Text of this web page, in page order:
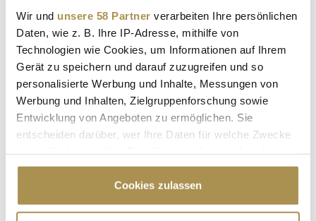
Wir und unsere 58 Partner verarbeiten Ihre persönlichen
Daten, wie z. B. Ihre IP-Adresse, mithilfe von
Technologien wie Cookies, um Informationen auf Ihrem
Gerät zu speichern und darauf zuzugreifen und so
personalisierte Werbung und Inhalte, Messungen von
Werbung und Inhalten, Zielgruppenforschung sowie
Entwicklung von Angeboten zu ermöglichen. Sie
entscheiden darüber, wer Ihre Daten für welche Zwecke
Cookie-Erklärung oder durch Klicken auf das Privacy
Trigger Symbol ändern oder widerrufen
Cookies zulassen